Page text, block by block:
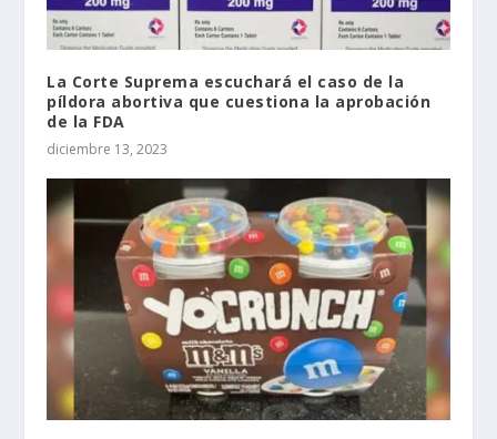
La Corte Suprema escuchará el caso de la
píldora abortiva que cuestiona la aprobación
de la FDA
diciembre 13, 2023